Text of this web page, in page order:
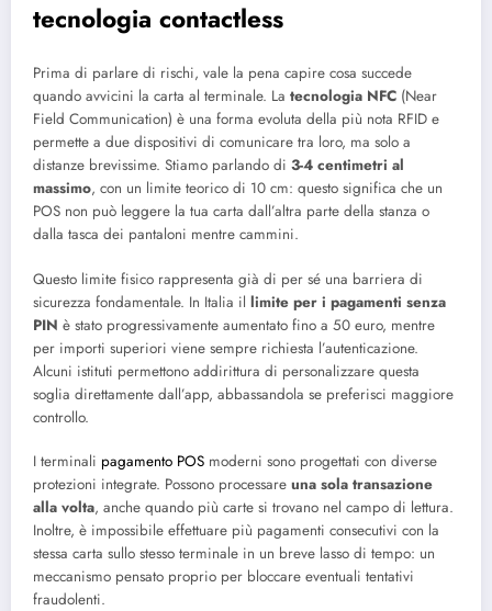
tecnologia contactless
Prima di parlare di rischi, vale la pena capire cosa succede
quando avvicini la carta al terminale. La tecnologia NFC (Near
Field Communication) è una forma evoluta della più nota RFID e
permette a due dispositivi di comunicare tra loro, ma solo a
distanze brevissime. Stiamo parlando di 3-4 centimetri al
massimo, con un limite teorico di 10 cm: questo significa che un
POS non può leggere la tua carta dall’altra parte della stanza o
dalla tasca dei pantaloni mentre cammini.
Questo limite fisico rappresenta già di per sé una barriera di
sicurezza fondamentale. In Italia il limite per i pagamenti senza
PIN è stato progressivamente aumentato fino a 50 euro, mentre
per importi superiori viene sempre richiesta l’autenticazione.
Alcuni istituti permettono addirittura di personalizzare questa
soglia direttamente dall’app, abbassandola se preferisci maggiore
controllo.
I terminali pagamento POS moderni sono progettati con diverse
protezioni integrate. Possono processare una sola transazione
alla volta, anche quando più carte si trovano nel campo di lettura.
Inoltre, è impossibile effettuare più pagamenti consecutivi con la
stessa carta sullo stesso terminale in un breve lasso di tempo: un
meccanismo pensato proprio per bloccare eventuali tentativi
fraudolenti.